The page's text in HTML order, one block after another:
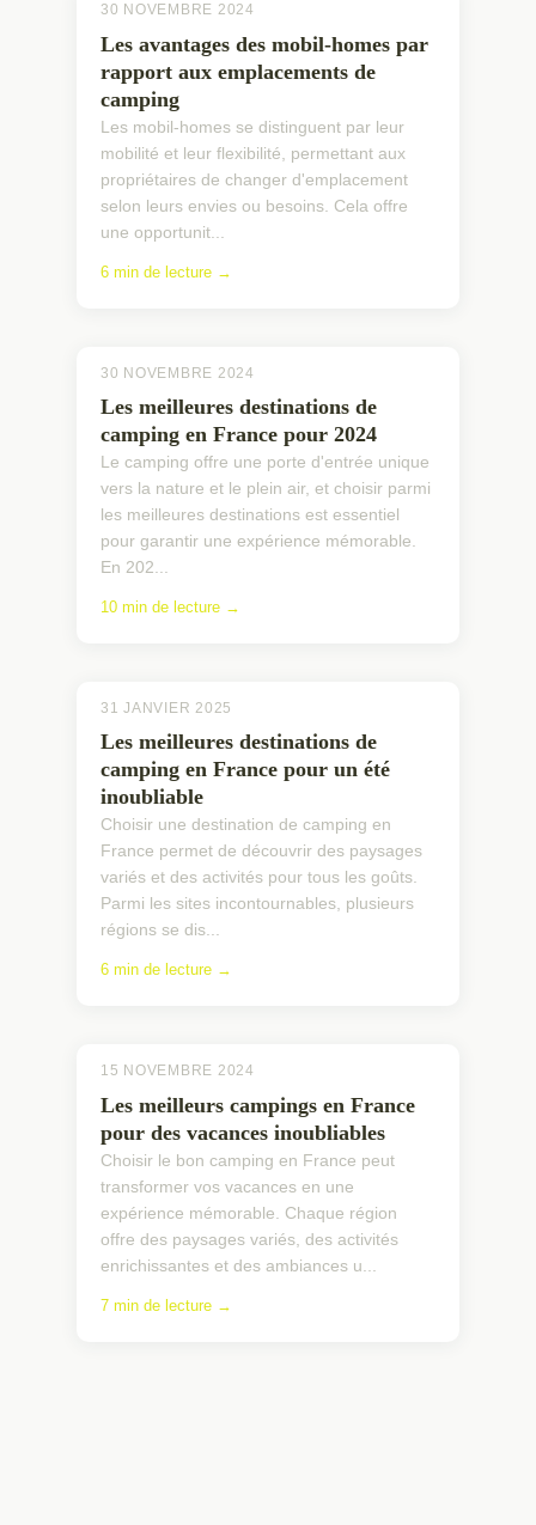
30 NOVEMBRE 2024
Les avantages des mobil-homes par
rapport aux emplacements de
camping
Les mobil-homes se distinguent par leur
mobilité et leur flexibilité, permettant aux
propriétaires de changer d'emplacement
selon leurs envies ou besoins. Cela offre
une opportunit...
6 min de lecture →
30 NOVEMBRE 2024
Les meilleures destinations de
camping en France pour 2024
Le camping offre une porte d'entrée unique
vers la nature et le plein air, et choisir parmi
les meilleures destinations est essentiel
pour garantir une expérience mémorable.
En 202...
10 min de lecture →
31 JANVIER 2025
Les meilleures destinations de
camping en France pour un été
inoubliable
Choisir une destination de camping en
France permet de découvrir des paysages
variés et des activités pour tous les goûts.
Parmi les sites incontournables, plusieurs
régions se dis...
6 min de lecture →
15 NOVEMBRE 2024
Les meilleurs campings en France
pour des vacances inoubliables
Choisir le bon camping en France peut
transformer vos vacances en une
expérience mémorable. Chaque région
offre des paysages variés, des activités
enrichissantes et des ambiances u...
7 min de lecture →